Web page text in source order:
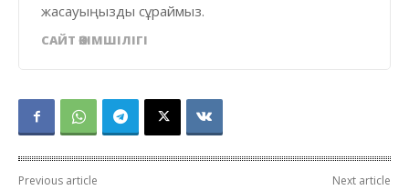
жасауыңызды сұраймыз.
САЙТ ӘКІМШІЛІГІ
Previous article
Next article